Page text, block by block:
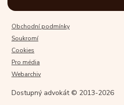
Obchodní podmínky
Soukromí
Cookies
Pro média
Webarchiv
Dostupný advokát © 2013-2026